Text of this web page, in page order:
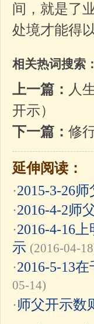
间，就是了
处境才能得
相关热词搜索：
上一篇： 人
开示）
下一篇： 修
延伸阅读：
·2015-3-26
·2016-4-2师
·2016-4-16
示 (2016-04-
·2016-5-13
05-14)
·师父开示数